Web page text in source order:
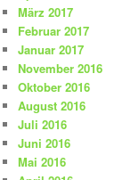
März 2017
Februar 2017
Januar 2017
November 2016
Oktober 2016
August 2016
Juli 2016
Juni 2016
Mai 2016